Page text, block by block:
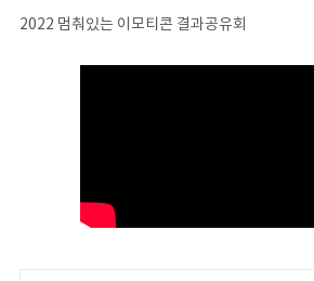
2022 멈춰있는 이모티콘 결과공유회